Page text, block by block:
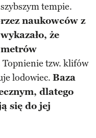
tempie.
naukowców z
że
Topnienie tzw. klifów
lodowiec. Baza
dlatego
się do jej